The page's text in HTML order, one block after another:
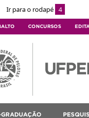
Ir para o rodapé 4
CONCURSOS
GRADUAÇÃO